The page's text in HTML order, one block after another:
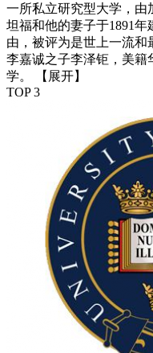
一所私立研究型大学，由
坦福和他的妻子于1891
由，被评为是世上一流
李嘉诚之子李泽钜，美籍
学。
【展开】
TOP 3